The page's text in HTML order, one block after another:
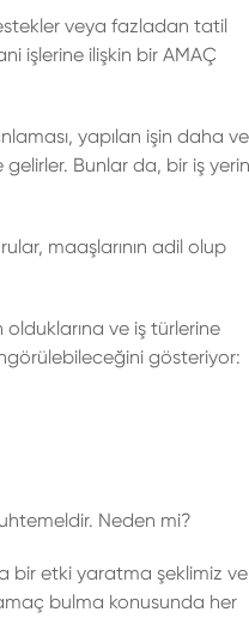
veya fazladan tatil
işlerine ilişkin bir AMAÇ
yapılan işin daha
gelirler. Bunlar da, bir iş
maaşlarının adil olup
ve iş türlerine
gösteriyor:
Neden mi?
bir etki yaratma şeklimiz ve
bulma konusunda her